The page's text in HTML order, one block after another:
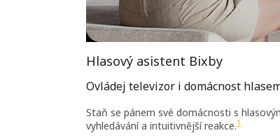
Hlasový asistent Bixby
Ovládej televizor i domácnost
Staň se pánem své domácnosti s
vyhledávání a intuitivnější reakce.1